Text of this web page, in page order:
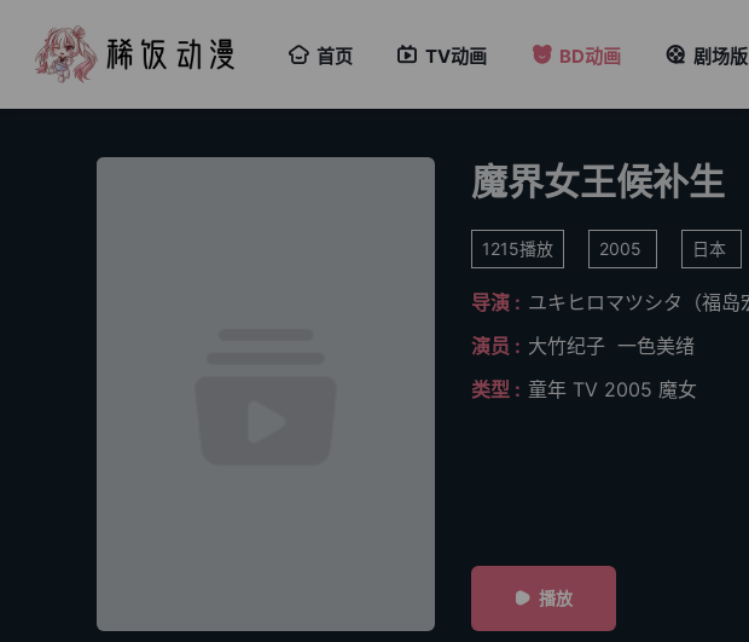
首页 TV动画 BD动画 剧场版
魔界女王候补生
1215播放 2005 日本
导演 : ユキヒロマツシタ（福岛
演员 : 大竹纪子 一色美绪
类型 : 童年 TV 2005 魔女
播放